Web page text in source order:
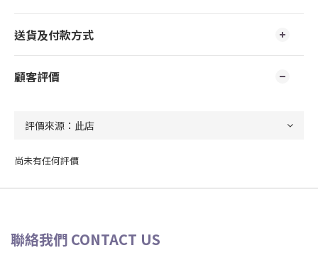
送貨及付款方式
顧客評價
尚未有任何評價
聯絡我們 CONTACT US